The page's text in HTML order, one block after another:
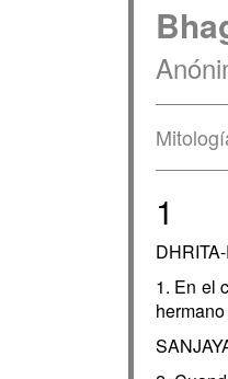
1
1. En el